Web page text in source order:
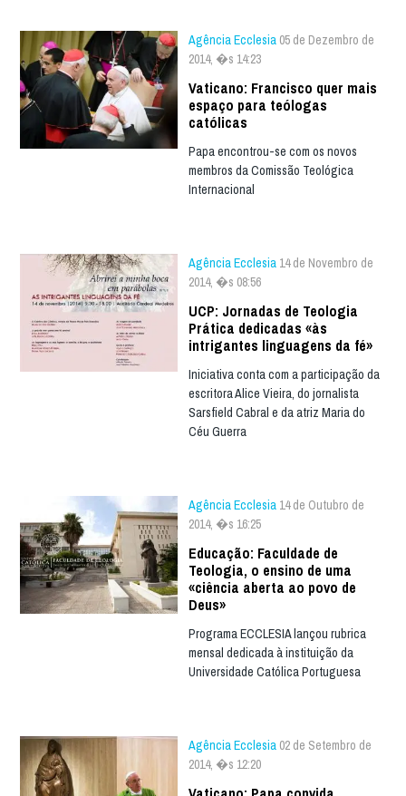
Agência Ecclesia 05 de Dezembro de
2014, �s 14:23
Vaticano: Francisco quer mais
espaço para teólogas
católicas
Papa encontrou-se com os novos
membros da Comissão Teológica
Internacional
Agência Ecclesia 14 de Novembro de
2014, �s 08:56
UCP: Jornadas de Teologia
Prática dedicadas «às
intrigantes linguagens da fé»
Iniciativa conta com a participação da
escritora Alice Vieira, do jornalista
Sarsfield Cabral e da atriz Maria do
Céu Guerra
Agência Ecclesia 14 de Outubro de
2014, �s 16:25
Educação: Faculdade de
Teologia, o ensino de uma
«ciência aberta ao povo de
Deus»
Programa ECCLESIA lançou rubrica
mensal dedicada à instituição da
Universidade Católica Portuguesa
Agência Ecclesia 02 de Setembro de
2014, �s 12:20